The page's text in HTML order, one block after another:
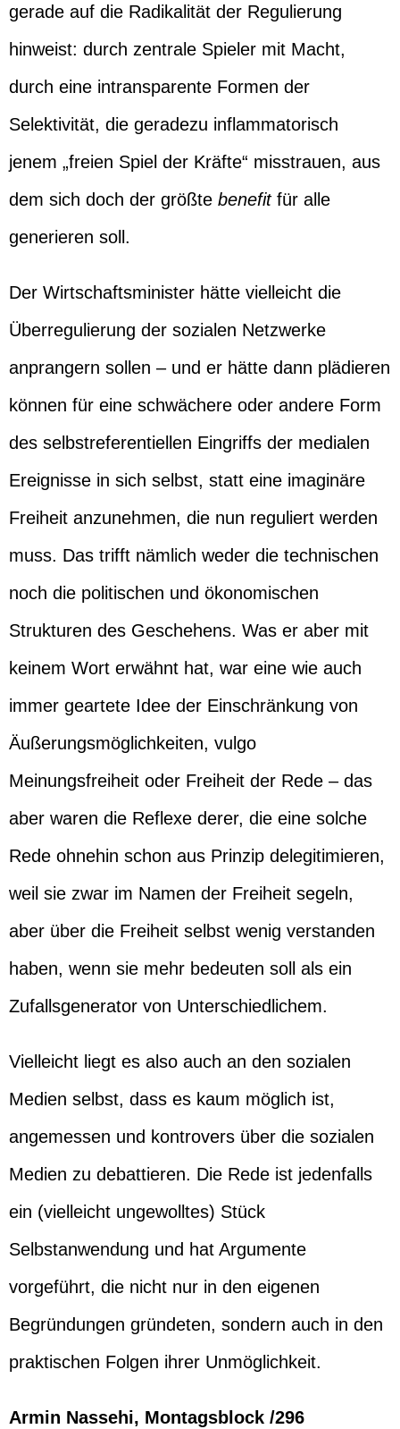
gerade auf die Radikalität der Regulierung
hinweist: durch zentrale Spieler mit Macht,
durch eine intransparente Formen der
Selektivität, die geradezu inflammatorisch
jenem „freien Spiel der Kräfte“ misstrauen, aus
dem sich doch der größte benefitfür alle
generieren soll.
Der Wirtschaftsminister hätte vielleicht die
Überregulierung der sozialen Netzwerke
anprangern sollen – und er hätte dann plädieren
können für eine schwächere oder andere Form
des selbstreferentiellen Eingriffs der medialen
Ereignisse in sich selbst, statt eine imaginäre
Freiheit anzunehmen, die nun reguliert werden
muss. Das trifft nämlich weder die technischen
noch die politischen und ökonomischen
Strukturen des Geschehens. Was er aber mit
keinem Wort erwähnt hat, war eine wie auch
immer geartete Idee der Einschränkung von
Äußerungsmöglichkeiten, vulgo
Meinungsfreiheit oder Freiheit der Rede – das
aber waren die Reflexe derer, die eine solche
Rede ohnehin schon aus Prinzip delegitimieren,
weil sie zwar im Namen der Freiheit segeln,
aber über die Freiheit selbst wenig verstanden
haben, wenn sie mehr bedeuten soll als ein
Zufallsgenerator von Unterschiedlichem.
Vielleicht liegt es also auch an den sozialen
Medien selbst, dass es kaum möglich ist,
angemessen und kontrovers über die sozialen
Medien zu debattieren. Die Rede ist jedenfalls
ein (vielleicht ungewolltes) Stück
Selbstanwendung und hat Argumente
vorgeführt, die nicht nur in den eigenen
Begründungen gründeten, sondern auch in den
praktischen Folgen ihrer Unmöglichkeit.
Armin Nassehi, Montagsblock /296